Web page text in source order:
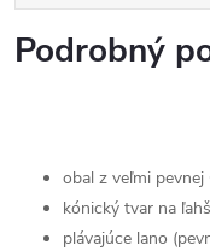
Podrobný
obal z veľmi pevnej
kónický tvar na
plávajúce lano